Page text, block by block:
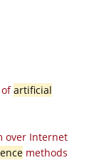
ofartificial
over Internet
methods